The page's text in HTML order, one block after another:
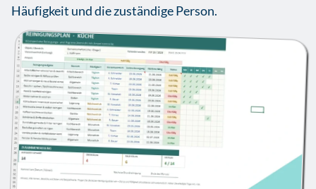
Häufigkeit und die zuständige Person.